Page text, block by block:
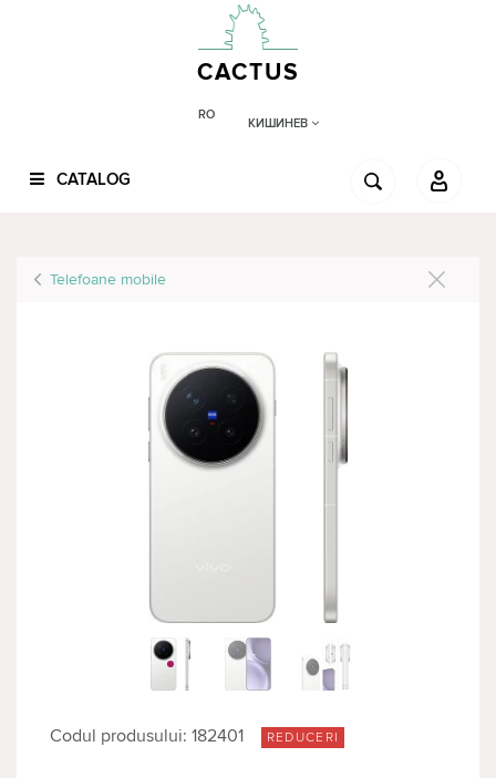
CACTUS
RO
КИШИНЕВ
CATALOG
Telefoane mobile
Codul produsului: 182401 REDUCERI